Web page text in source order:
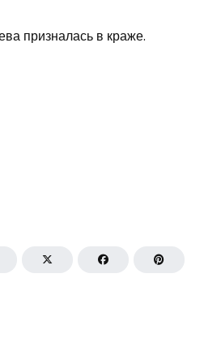
призналась в краже.